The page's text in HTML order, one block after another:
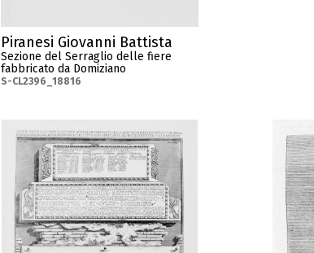
Piranesi Giovanni Battista
Sezione del Serraglio delle fiere
fabbricato da Domiziano
S-CL2396_18816